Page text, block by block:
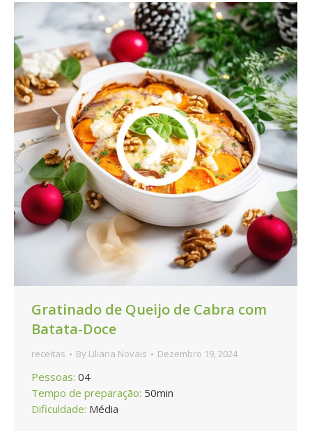
Gratinado de Queijo de Cabra com
Batata-Doce
receitas By Liliana Novais Dezembro 19, 2024
Pessoas: 04
Tempo de preparação: 50min
Dificuldade: Média